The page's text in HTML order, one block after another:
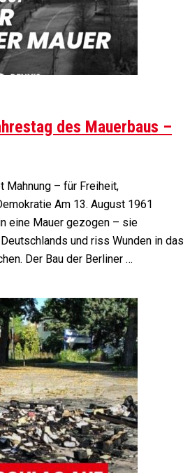
des Mauerbaus –
Mahnung – für Freiheit,
Am 13. August 1961
eine Mauer gezogen – sie
und riss Wunden in das
Der Bau der Berliner …